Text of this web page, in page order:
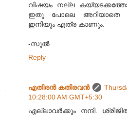
വിഷയം നല്ല
ഇതു പോലെ അറിയാതെ
ഇനിയും എത്ര കാണും.
-സുല്‍
Reply
എതിരന്‍ കതിരവന്‍
10:28:00 AM GMT+5:30
എല്ലാവര്‍ക്കും നന്ദി.